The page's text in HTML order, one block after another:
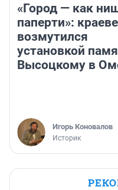
«Город — как
паперти»:
возмутился
установкой
Высоцкому в
Игорь Коновалов
Историк